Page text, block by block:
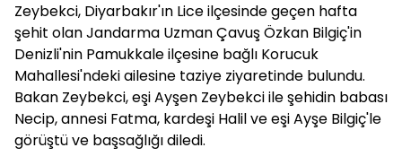
Zeybekci, Diyarbakır'ın Lice ilçesinde geçen hafta
şehit olan Jandarma Uzman Çavuş Özkan Bilgiç'in
Denizli'nin Pamukkale ilçesine bağlı Korucuk
Mahallesi'ndeki ailesine taziye ziyaretinde bulundu.
Bakan Zeybekci, eşi Ayşen Zeybekci ile şehidin babası
Necip, annesi Fatma, kardeşi Halil ve eşi Ayşe Bilgiç'le
görüştü ve başsağlığı diledi.